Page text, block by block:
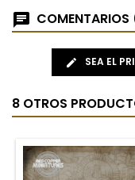
SEA EL
8 OTROS